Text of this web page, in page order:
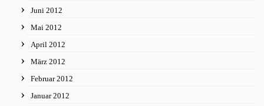
Juni 2012
Mai 2012
April 2012
März 2012
Februar 2012
Januar 2012